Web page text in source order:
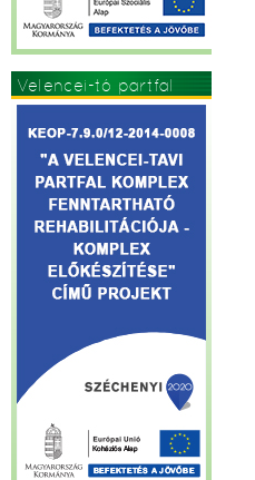
Velencei-tó partfal